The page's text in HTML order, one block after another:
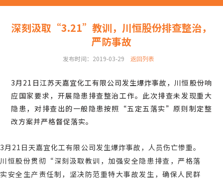
深刻汲取“3.21”教训，川恒股份排查整治，
严防事故
发布时间：2019-03-29 返回列表
3月21日江苏天嘉宜化工有限公司发生爆炸事故，川恒股份响
应国家要求，开展隐患排查整治工作。此次排查未发现重大
隐患，对排查出的一般隐患按照“五定五落实” 原则制定整
改方案并严格督促落实。
3月 21 日天嘉宜化工有限公司发生爆炸事故，人员伤亡惨重。
川恒股份贯彻“深刻汲取教训，加强安全隐患排查，严格落
实安全生产责任制，坚决防范重特大事故发生，确保人民群